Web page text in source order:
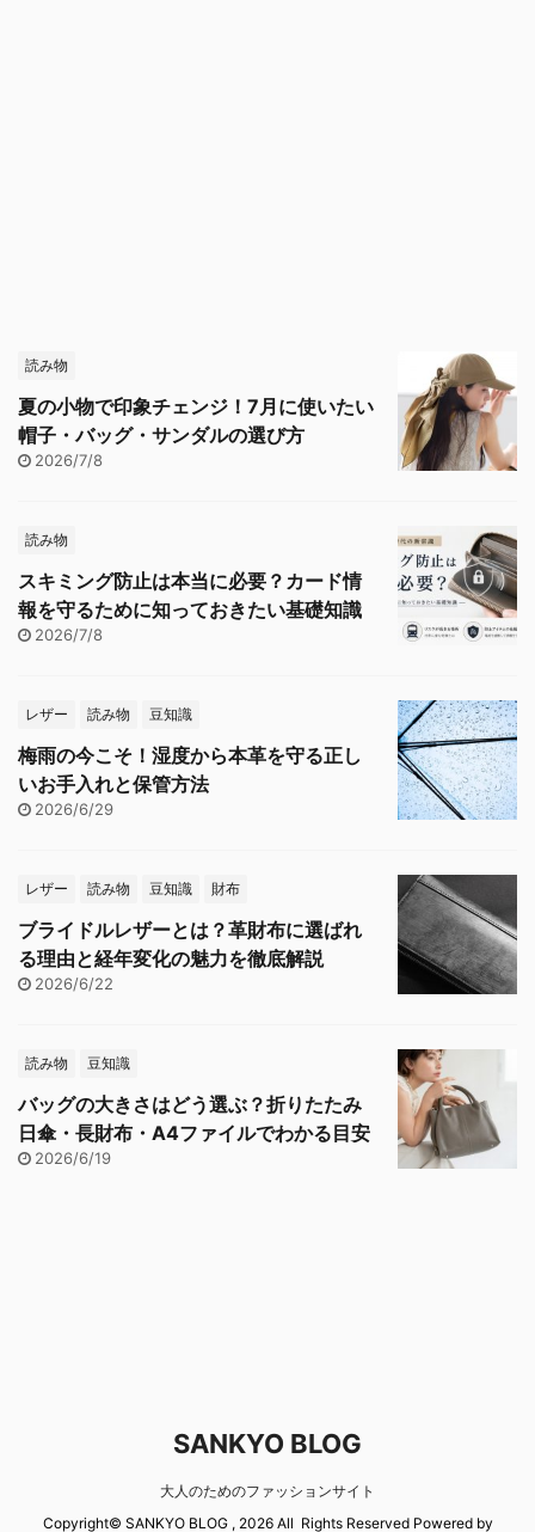
読み物
夏の小物で印象チェンジ！7月に使いたい
帽子・バッグ・サンダルの選び方
2026/7/8
読み物
スキミング防止は本当に必要？カード情
報を守るために知っておきたい基礎知識
2026/7/8
レザー 読み物 豆知識
梅雨の今こそ！湿度から本革を守る正し
いお手入れと保管方法
2026/6/29
レザー 読み物 豆知識 財布
ブライドルレザーとは？革財布に選ばれ
る理由と経年変化の魅力を徹底解説
2026/6/22
読み物 豆知識
バッグの大きさはどう選ぶ？折りたたみ
日傘・長財布・A4ファイルでわかる目安
2026/6/19
SANKYO BLOG
大人のためのファッションサイト
Copyright© SANKYO BLOG , 2026 All Rights Reserved Powered by